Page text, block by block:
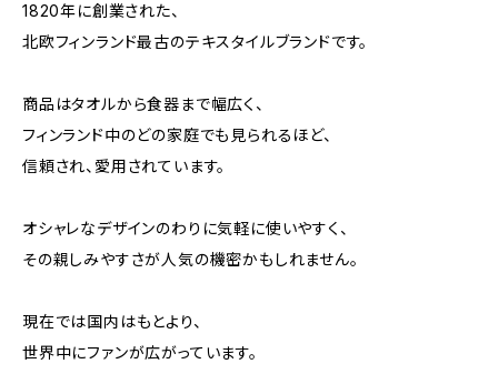
1820年に創業された、
北欧フィンランド最古のテキスタイルブランドです。
商品はタオルから食器まで幅広く、
フィンランド中のどの家庭でも見られるほど、
信頼され、愛用されています。
オシャレなデザインのわりに気軽に使いやすく、
その親しみやすさが人気の機密かもしれません。
現在では国内はもとより、
世界中にファンが広がっています。